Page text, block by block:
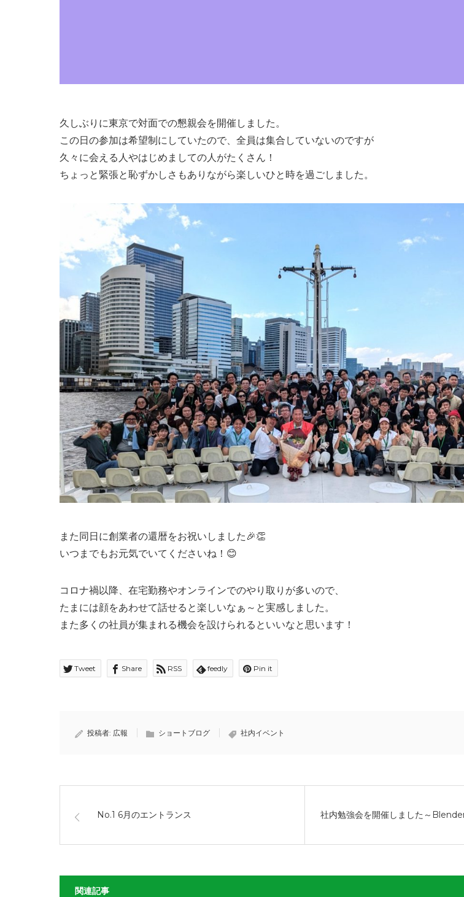
久しぶりに東京で対面での懇親会を開催しました。
この日の参加は希望制にしていたので、全員は集合していないのですが
久々に会える人やはじめましての人がたくさん！
ちょっと緊張と恥ずかしさもありながら楽しいひと時を過ごしました。
また同日に創業者の還暦をお祝いしました🎉👏
いつまでもお元気でいてくださいね！😊
コロナ禍以降、在宅勤務やオンラインでのやり取りが多いので、
たまには顔をあわせて話せると楽しいなぁ～と実感しました。
また多くの社員が集まれる機会を設けられるといいなと思います！
Tweet Share RSS feedly Pin it
投稿者: 広報 ショートブログ 社内イベント
No.1 6月のエントランス 社内勉強会を開催しました～
関連記事